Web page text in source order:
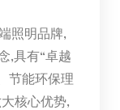
照明品牌,
,具有“卓越
节能环保理
核心优势,